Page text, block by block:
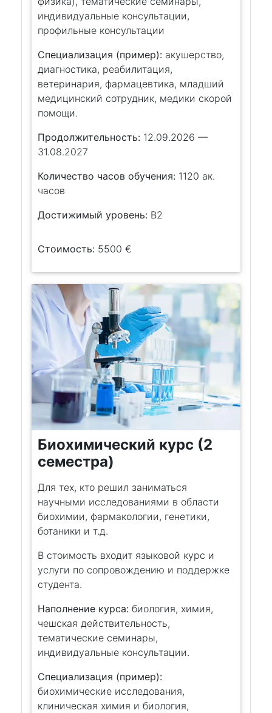
индивидуальные консультации,
профильные консультации
Специализация (пример): акушерство,
диагностика, реабилитация,
ветеринария, фармацевтика, младший
медицинский сотрудник, медики скорой
помощи.
Продолжительность: 12.09.2026 —
31.08.2027
Количество часов обучения: 1120 ак.
часов
Достижимый уровень: B2
Стоимость: 5500 €
Биохимический курс (2
семестра)
Для тех, кто решил заниматься
научными исследованиями в области
биохимии, фармакологии, генетики,
ботаники и т.д.
В стоимость входит языковой курс и
услуги по сопровождению и поддержке
студента.
Наполнение курса: биология, химия,
чешская действительность,
тематические семинары,
индивидуальные консультации.
Специализация (пример):
биохимические исследования,
клиническая химия и биология,